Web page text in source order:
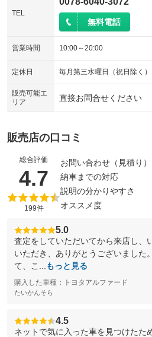
TEL
無料電話
営業時間 10:00～20:00
定休日 毎月第三水曜日（祝日除く
販売可能エ
リア
直接お問合せください
販売店の口コミ
総合評価
4.7 （5点満点
199件
お問い合わせ（見積り）
納車までの対応
説明の分かりやすさ
オススメ度
5.0
査定をしていただいてから来店し、
いただき、ありがとうございました
て、こ...
もっと見る
購入した車種：トヨタアルファード
たいかんそら
4.5
ネットで気に入った車を見つけたた